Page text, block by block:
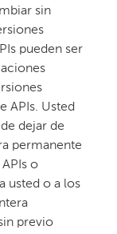
sin
pueden ser
APIs. Usted
dejar de
permanente
o
usted o a los
previo